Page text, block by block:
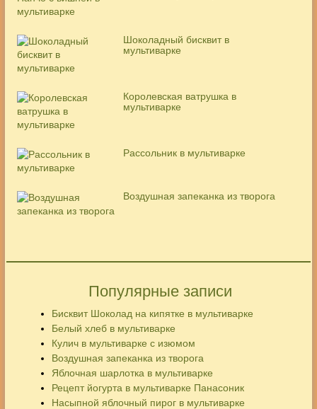
Шоколадный бисквит в
мультиварке
Королевская ватрушка в
мультиварке
Рассольник в мультиварке
Воздушная запеканка из творога
Популярные записи
Бисквит Шоколад на кипятке в мультиварке
Белый хлеб в мультиварке
Кулич в мультиварке с изюмом
Воздушная запеканка из творога
Яблочная шарлотка в мультиварке
Рецепт йогурта в мультиварке Панасоник
Насыпной яблочный пирог в мультиварке